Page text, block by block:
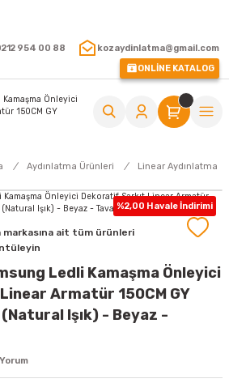
954 00 88
kozaydinlatma@gmail.com
ONLİNE KATALOG
Aydınlatma Ürünleri Linear Aydınlatma
%2,00 Havale İndirimi
markasına ait tüm ürünleri
Ledli Kamaşma Önleyici
Armatür 150CM GY
Işık) - Beyaz -